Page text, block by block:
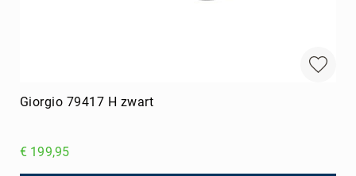
Giorgio 79417 H zwart
€ 199,95